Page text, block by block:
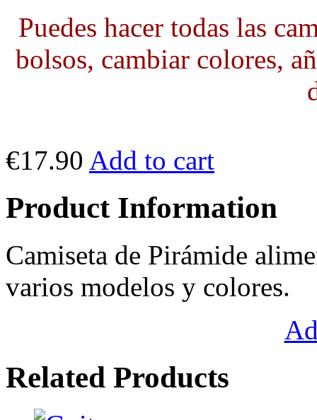
Puedes hacer todas las
bolsos, cambiar colores,
€17.90 Add to cart
Product Information
Camiseta de Pirámide
varios modelos y colores.
Related Products